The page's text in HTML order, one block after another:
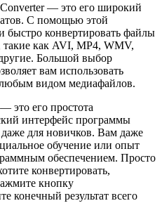
— это его широкий
С помощью этой
быстро конвертировать файлы
как AVI, MP4, WMV,
Большой выбор
вам использовать
видом медиафайлов.
это его простота
интерфейс программы
для новичков. Вам даже
обучение или опыт
обеспечением. Просто
конвертировать,
кнопку
конечный результат всего